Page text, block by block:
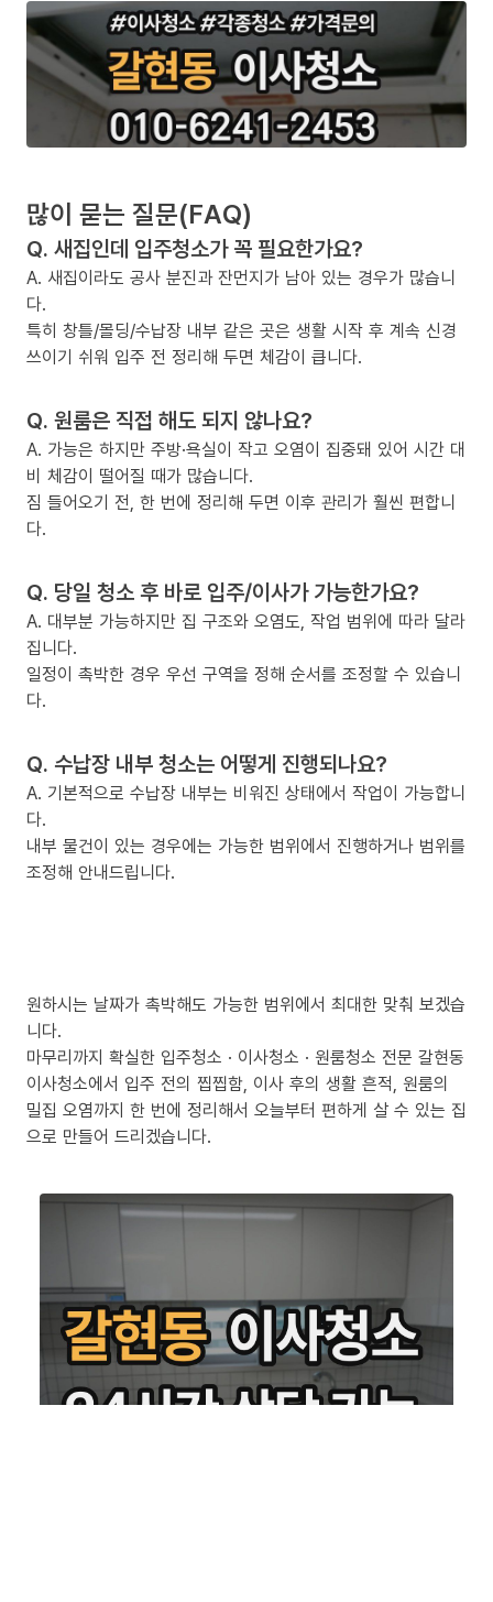
많이 묻는 질문(FAQ)
Q. 새집인데 입주청소가 꼭 필요한가요?
A. 새집이라도 공사 분진과 잔먼지가 남아 있는 경우가 많습니
다.
특히 창틀/몰딩/수납장 내부 같은 곳은 생활 시작 후 계속 신경
쓰이기 쉬워 입주 전 정리해 두면 체감이 큽니다.
Q. 원룸은 직접 해도 되지 않나요?
A. 가능은 하지만 주방·욕실이 작고 오염이 집중돼 있어 시간 대
비 체감이 떨어질 때가 많습니다.
짐 들어오기 전, 한 번에 정리해 두면 이후 관리가 훨씬 편합니
다.
Q. 당일 청소 후 바로 입주/이사가 가능한가요?
A. 대부분 가능하지만 집 구조와 오염도, 작업 범위에 따라 달라
집니다.
일정이 촉박한 경우 우선 구역을 정해 순서를 조정할 수 있습니
다.
Q. 수납장 내부 청소는 어떻게 진행되나요?
A. 기본적으로 수납장 내부는 비워진 상태에서 작업이 가능합니
다.
내부 물건이 있는 경우에는 가능한 범위에서 진행하거나 범위를
조정해 안내드립니다.
원하시는 날짜가 촉박해도 가능한 범위에서 최대한 맞춰 보겠습
니다.
마무리까지 확실한 입주청소 · 이사청소 · 원룸청소 전문 갈현동
이사청소에서 입주 전의 찝찝함, 이사 후의 생활 흔적, 원룸의
밀집 오염까지 한 번에 정리해서 오늘부터 편하게 살 수 있는 집
으로 만들어 드리겠습니다.